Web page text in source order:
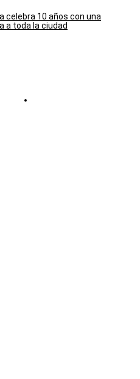
celebra 10 años con una
a toda la ciudad